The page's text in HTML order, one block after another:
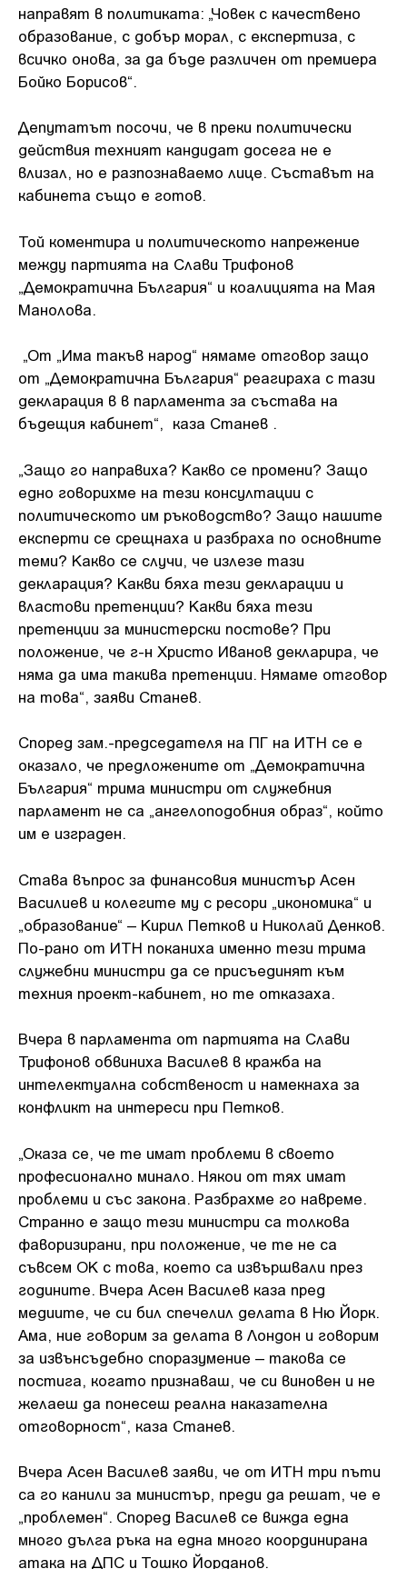
направят в политиката: „Човек с качествено
образование, с добър морал, с експертиза, с
всичко онова, за да бъде различен от премиера
Бойко Борисов“.
Депутатът посочи, че в преки политически
действия техният кандидат досега не е
влизал, но е разпознаваемо лице. Съставът на
кабинета също е готов.
Той коментира и политическото напрежение
между партията на Слави Трифонов
„Демократична България“ и коалицията на Мая
Манолова.
„От „Има такъв народ“ нямаме отговор защо
от „Демократична България“ реагираха с тази
декларация в в парламента за състава на
бъдещия кабинет“, каза Станев .
„Защо го направиха? Какво се промени? Защо
едно говорихме на тези консултации с
политическото им ръководство? Защо нашите
експерти се срещнаха и разбраха по основните
теми? Какво се случи, че излезе тази
декларация? Какви бяха тези декларации и
властови претенции? Какви бяха тези
претенции за министерски постове? При
положение, че г-н Христо Иванов декларира, че
няма да има такива претенции. Нямаме отговор
на това“, заяви Станев.
Според зам.-председателя на ПГ на ИТН се е
оказало, че предложените от „Демократична
България“ трима министри от служебния
парламент не са „ангелоподобния образ“, който
им е изграден.
Става въпрос за финансовия министър Асен
Василиев и колегите му с ресори „икономика“ и
„образование“ – Кирил Петков и Николай Денков.
По-рано от ИТН поканиха именно тези трима
служебни министри да се присъединят към
техния проект-кабинет, но те отказаха.
Вчера в парламента от партията на Слави
Трифонов обвиниха Василев в кражба на
интелектуална собственост и намекнаха за
конфликт на интереси при Петков.
„Оказа се, че те имат проблеми в своето
професионално минало. Някои от тях имат
проблеми и със закона. Разбрахме го навреме.
Странно е защо тези министри са толкова
фаворизирани, при положение, че те не са
съвсем ОК с това, което са извършвали през
годините. Вчера Асен Василев каза пред
медиите, че си бил спечелил делата в Ню Йорк.
Ама, ние говорим за делата в Лондон и говорим
за извънсъдебно споразумение – такова се
постига, когато признаваш, че си виновен и не
желаеш да понесеш реална наказателна
отговорност“, каза Станев.
Вчера Асен Василев заяви, че от ИТН три пъти
са го канили за министър, преди да решат, че е
„проблемен“. Според Василев се вижда една
много дълга ръка на една много координирана
атака на ДПС и Тошко Йорданов.